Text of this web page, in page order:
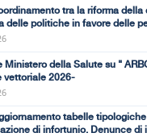
tra la riforma
delle politiche in favore delle
Ministero della Salute su "
vettoriale 2026-
tabelle
di infortunio. Denunce di